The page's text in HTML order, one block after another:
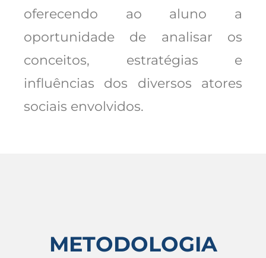
oferecendo ao aluno a
oportunidade de analisar os
conceitos, estratégias e
influências dos diversos atores
sociais envolvidos.
METODOLOGIA